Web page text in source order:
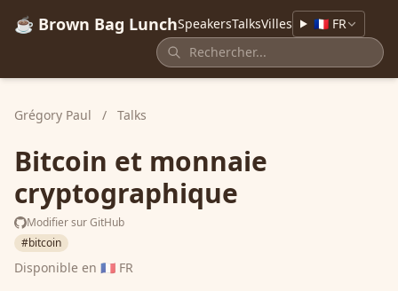
☕ Brown Bag LunchSpeakersTalksVilles 🇫🇷 FR
Grégory Paul / Talks
Bitcoin et monnaie
cryptographique
Modifier sur GitHub
#bitcoin
Disponible en 🇫🇷 FR